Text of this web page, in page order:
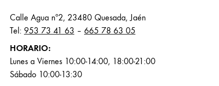
Calle Agua nº2, 23480 Quesada, Jaén
Tel: 953 73 41 63 – 665 78 63 05
HORARIO:
Lunes a Viernes 10:00-14:00, 18:00-21:00
Sábado 10:00-13:30